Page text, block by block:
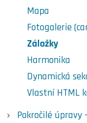
Mapa
Fotogalerie
Záložky
Harmonika
Dynamická
Vlastní HTML
Pokročilé úpravy